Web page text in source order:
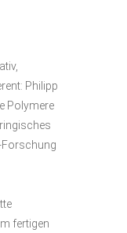
Philipp
Polymere
Forschung
fertigen